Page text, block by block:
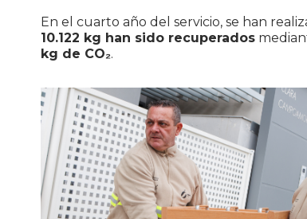
En el cuarto año del servicio, se han
10.122 kg han sido recuperados
kg de CO₂.